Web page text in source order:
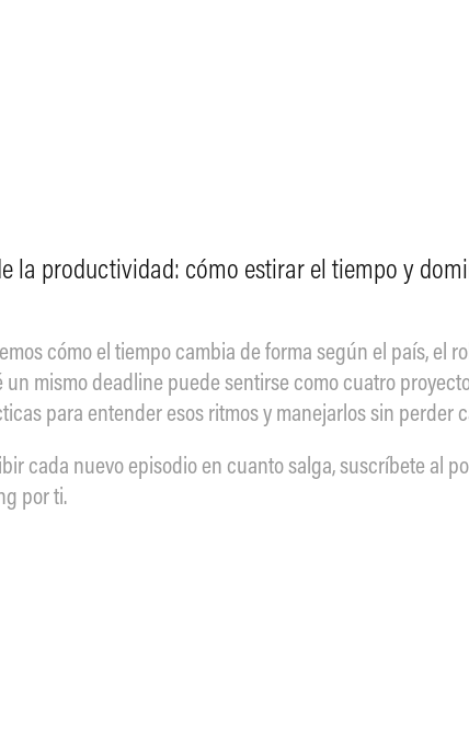
la productividad: cómo estirar el tiempo y
cómo el tiempo cambia de forma según el país, el
un mismo deadline puede sentirse como cuatro
para entender esos ritmos y manejarlos sin perder
cada nuevo episodio en cuanto salga, suscríbete al
por ti.